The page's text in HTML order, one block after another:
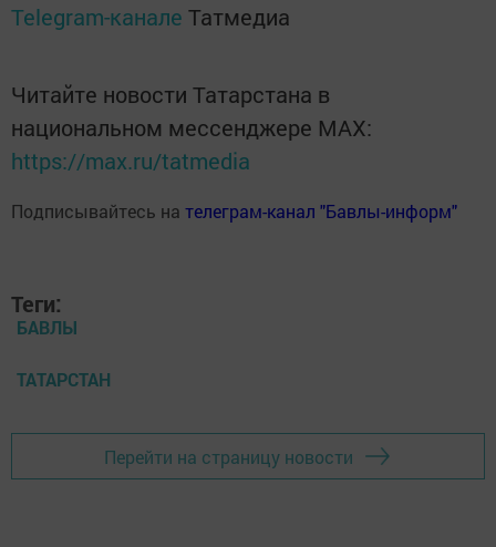
Telegram-канале Татмедиа
Читайте новости Татарстана в
национальном мессенджере MАХ:
https://max.ru/tatmedia
Подписывайтесь на телеграм-канал "Бавлы-информ"
Теги:
БАВЛЫ
ТАТАРСТАН
Перейти на страницу новости